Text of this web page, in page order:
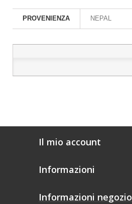
PROVENIENZA NEPAL
Il mio account
Informazioni
Informazioni negozio